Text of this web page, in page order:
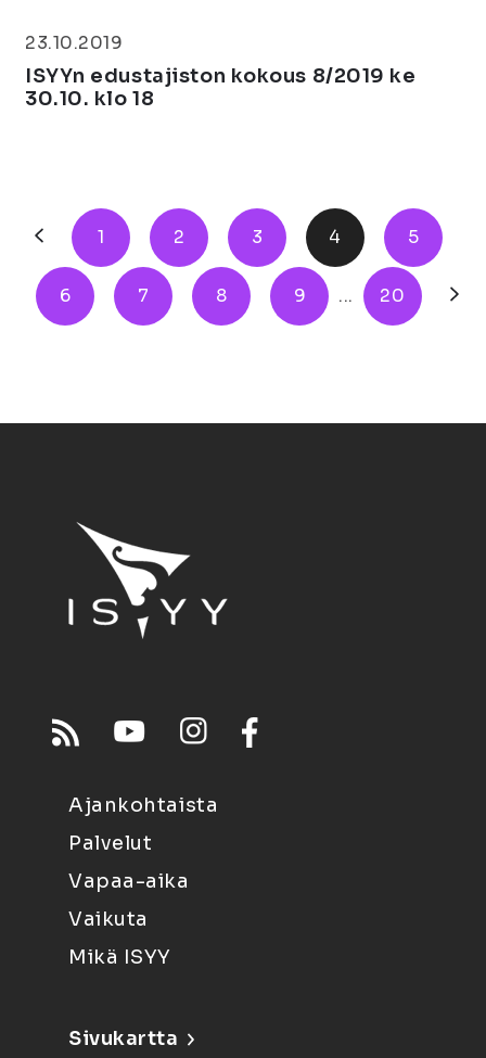
23.10.2019
ISYYn edustajiston kokous 8/2019 ke
30.10. klo 18
1 2 3 4 5
6 7 8 9 ... 20
Ajankohtaista
Palvelut
Vapaa-aika
Vaikuta
Mikä ISYY
Sivukartta